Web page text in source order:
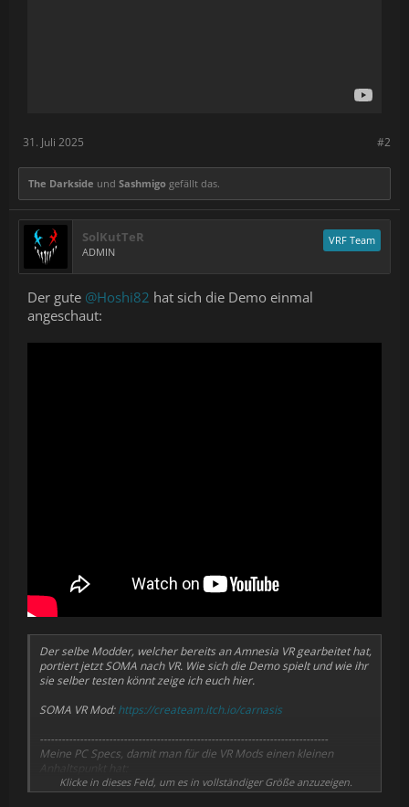
#2
31. Juli 2025
The Darkside und Sashmigo gefällt das.
SolKutTeR
ADMIN
VRF Team
Der gute @Hoshi82 hat sich die Demo einmal
angeschaut:
Der selbe Modder, welcher bereits an Amnesia VR gearbeitet hat,
portiert jetzt SOMA nach VR. Wie sich die Demo spielt und wie ihr
sie selber testen könnt zeige ich euch hier.
SOMA VR Mod:https://createam.itch.io/carnasis
-------------------------------------------------------------------------------
Meine PC Specs, damit man für die VR Mods einen kleinen
Anhaltspunkt hat:
Ryzen 7 9800X3D
Klicke in dieses Feld, um es in vollständiger Größe anzuzeigen.